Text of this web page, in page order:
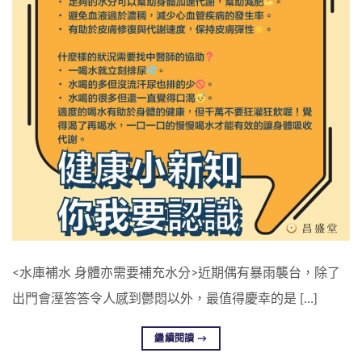
<水庫補水 身體亦需要補充水分>近期偶有暴雨襲台，除了
出門會溼答答令人感到鬱悶以外，最值得慶幸的是 […]
繼續閱讀→